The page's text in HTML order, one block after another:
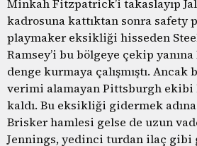
Minkah Fitzpatrick’i takaslayıp
kadrosuna kattıktan sonra safety
playmaker eksikliği hisseden
Ramsey’i bu bölgeye çekip
denge kurmaya çalışmıştı.
verimi alamayan Pittsburgh
kaldı. Bu eksikliği gidermek adına
Brisker hamlesi gelse de uzun
Jennings, yedinci turdan ilaç